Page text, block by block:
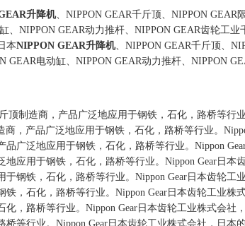
升降机、NIPPON GEAR千斤顶、NIPPON GEAR
、NIPPON GEAR动力推杆、NIPPON GEAR齿轮工业
本NIPPON GEAR升降机、NIPPON GEAR千斤顶、
GEAR电动缸、NIPPON GEAR动力推杆、NIPPON
顶制造商，产品广泛地应用于钢铁，石化，路桥等行业
，产品广泛地应用于钢铁，石化，路桥等行业。
广泛地应用于钢铁，石化，路桥等行业。 Nippon
应用于钢铁，石化，路桥等行业。 Nippon Gear日本
钢铁，石化，路桥等行业。 Nippon Gear日本齿轮工
，石化，路桥等行业。 Nippon Gear日本齿轮工业株
，路桥等行业。 Nippon Gear日本齿轮工业株式会社
等行业。 Nippon Gear日本齿轮工业株式会社，日本